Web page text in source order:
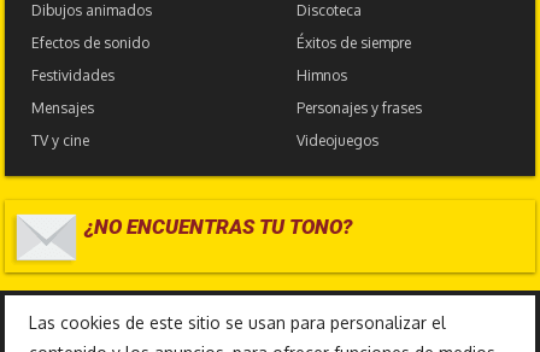
Dibujos animados
Discoteca
Efectos de sonido
Éxitos de siempre
Festividades
Himnos
Mensajes
Personajes y frases
TV y cine
Videojuegos
¿NO ENCUENTRAS TU TONO?
Las cookies de este sitio se usan para personalizar el